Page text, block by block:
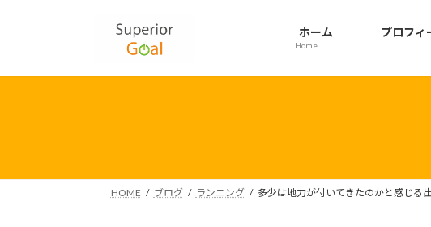
プ
動
ホーム
Home
プロフィ
HOME ブログ ランニング 多少は地力が付いてきたのかと感じる